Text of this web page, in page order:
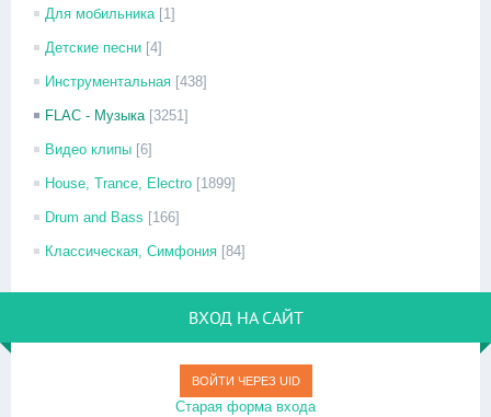
Для мобильника [1]
Детские песни [4]
Инструментальная [438]
FLAC - Музыка [3251]
Видео клипы [6]
House, Trance, Electro [1899]
Drum and Bass [166]
Классическая, Симфония [84]
ВХОД НА САЙТ
ВОЙТИ ЧЕРЕЗ UID
Старая форма входа